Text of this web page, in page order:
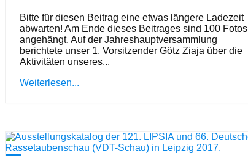
Bitte für diesen Beitrag eine etwas längere Ladezeit
abwarten! Am Ende dieses Beitrages sind 100 Fotos
angehängt. Auf der Jahreshauptversammlung
berichtete unser 1. Vorsitzender Götz Ziaja über die
Aktivitäten unseres...
Weiterlesen...